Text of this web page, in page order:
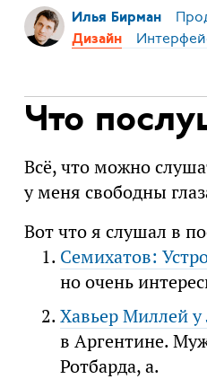
Илья Бирман
Дизайн
Что
Всё, что можно
у меня свободны
Вот что я слушал в
Семихатов:
но очень
Хавьер Миллей
в Аргентине.
Ротбарда, а.